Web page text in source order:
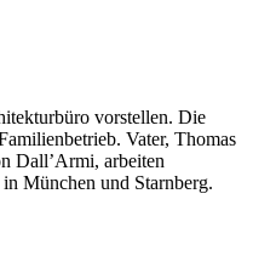
vorstellen. Die
Vater, Thomas
Dall’Armi, arbeiten
München und Starnberg.